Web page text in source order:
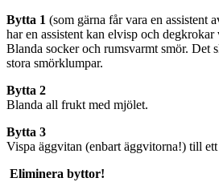
Bytta 1 (som gärna får vara en assistent
har en assistent kan elvisp och
Blanda socker och rumsvarmt smör. Det
stora smörklumpar.
Bytta 2
Blanda all frukt med mjölet.
Bytta 3
Vispa äggvitan (enbart äggvitorna!) till
Eliminera byttor!